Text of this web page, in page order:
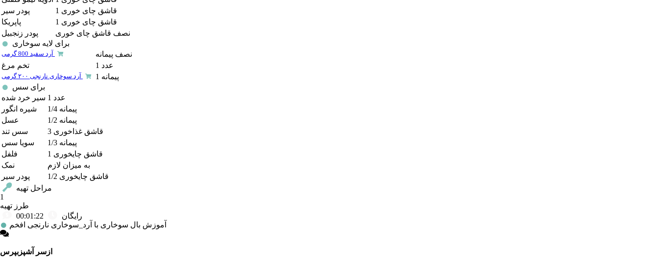
پودر سیر
1 قاشق چای خوری
پاپریکا
1 قاشق چای خوری
پودر زنجبیل
نصف قاشق چای خوری
برای لایه سوخاری
نصف پیمانه
تخم مرغ
1 عدد
1 پیمانه
برای سس
سیر خرد شده
1 عدد
شیره انگور
1/4 پیمانه
عسل
1/2 پیمانه
سس تند
3 قاشق غذاخوری
سویا سس
1/3 پیمانه
فلفل
1 قاشق چایخوری
نمک
به میزان لازم
پودر سیر
1/2 قاشق چایخوری
مراحل تهیه
1
طرز تهیه
رایگان
آموزش بال سوخاری با آرد_سوخاری نارنجی افخم
از سر آشپز بپرس